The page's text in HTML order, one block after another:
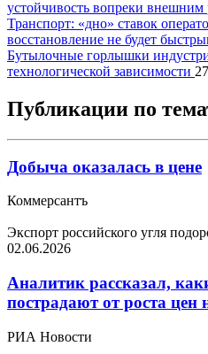
устойчивость вопреки внешним
Транспорт: «дно» ставок
восстановление не будет
Бутылочные горлышки
технологической зависимости
Публикации по
Добыча оказалась в цене
Коммерсантъ
Экспорт российского угля
02.06.2026
Аналитик рассказал,
пострадают от роста цен
РИА Новости